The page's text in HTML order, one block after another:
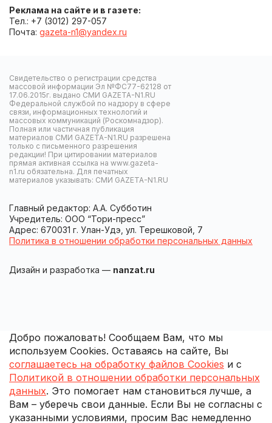
Реклама на сайте и в газете:
Тел.: +7 (3012) 297-057
Почта: gazeta-n1@yandex.ru
Свидетельство о регистрации средства
массовой информации Эл №ФС77-62128 от
17.06.2015г. выдано СМИ GAZETA-N1.RU
Федеральной службой по надзору в сфере
связи, информационных технологий и
массовых коммуникаций (Роскомнадзор).
Полная или частичная публикация
материалов СМИ GAZETA-N1.RU разрешена
только с письменного разрешения
редакции! При цитировании материалов
прямая активная ссылка на www.gazeta-
n1.ru обязательна. Для печатных
материалов указывать: СМИ GAZETA-N1.RU
Главный редактор: А.А. Субботин
Учредитель: ООО “Тори-пресс”
Адрес: 670031 г. Улан-Удэ, ул. Терешковой, 7
Политика в отношении обработки персональных данных
Дизайн и разработка — nanzat.ru
Добро пожаловать! Сообщаем Вам, что мы
используем Cookies. Оставаясь на сайте, Вы
соглашаетесь на обработку файлов Cookies и с
Политикой в отношении обработки персональных
данных. Это помогает нам становиться лучше, а
Вам – уберечь свои данные. Если Вы не согласны с
указанными условиями, просим Вас немедленно